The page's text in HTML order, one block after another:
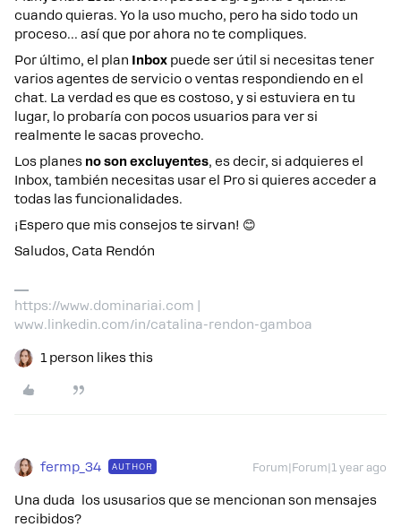
cuando quieras. Yo la uso mucho, pero ha sido todo un
proceso… así que por ahora no te compliques.
Por último, el plan Inbox puede ser útil si necesitas tener
varios agentes de servicio o ventas respondiendo en el
chat. La verdad es que es costoso, y si estuviera en tu
lugar, lo probaría con pocos usuarios para ver si
realmente le sacas provecho.
Los planes no son excluyentes, es decir, si adquieres el
Inbox, también necesitas usar el Pro si quieres acceder a
todas las funcionalidades.
¡Espero que mis consejos te sirvan! 😊
Saludos, Cata Rendón
https://www.dominariai.com |
www.linkedin.com/in/catalina-rendon-gamboa
1 person likes this
fermp_34 AUTHOR Forum|Forum|1 year ago
Una duda los ususarios que se mencionan son mensajes
recibidos?